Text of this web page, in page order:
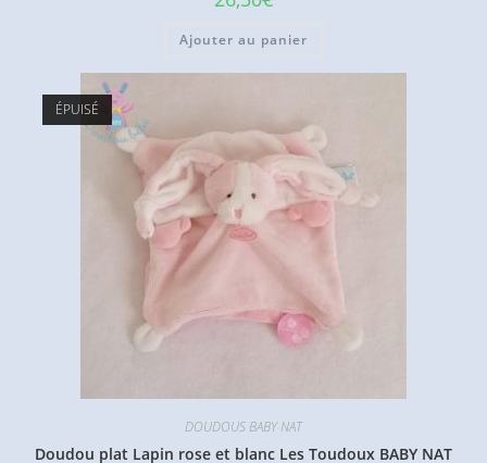
Ajouter au panier
ÉPUISÉ
DOUDOUS BABY NAT
Doudou plat Lapin rose et blanc Les Toudoux BABY NAT